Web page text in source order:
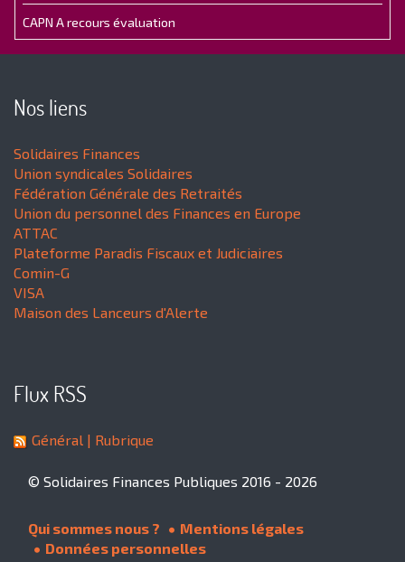
CAPN A recours évaluation
Nos liens
Solidaires Finances
Union syndicales Solidaires
Fédération Générale des Retraités
Union du personnel des Finances en Europe
ATTAC
Plateforme Paradis Fiscaux et Judiciaires
Comin-G
VISA
Maison des Lanceurs d'Alerte
Flux RSS
Général | Rubrique
© Solidaires Finances Publiques 2016 - 2026
Qui sommes nous ?
Mentions légales
Données personnelles